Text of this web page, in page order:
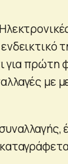
για πρώτη
με